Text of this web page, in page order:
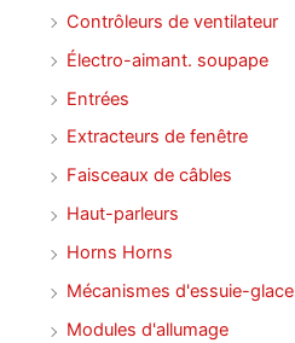
Contrôleurs de ventilateur
Électro-aimant. soupape
Entrées
Extracteurs de fenêtre
Faisceaux de câbles
Haut-parleurs
Horns Horns
Mécanismes d'essuie-glace
Modules d'allumage